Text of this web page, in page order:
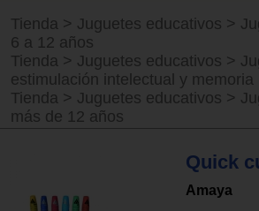
Tienda > Juguetes educativos >
6 a 12 años
Tienda > Juguetes educativos >
estimulación intelectual y memoria
Tienda > Juguetes educativos >
más de 12 años
Quick
Amaya